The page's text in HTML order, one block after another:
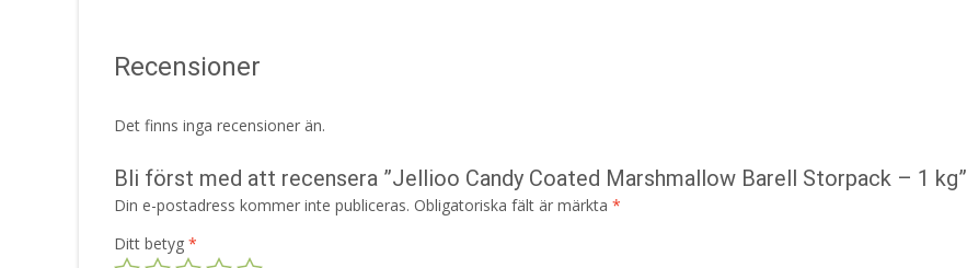
Recensioner
Det finns inga recensioner än.
Bli först med att recensera ”Jellioo Candy Coated Marshmallow Barell Storpack – 1 kg”
Din e-postadress kommer inte publiceras. Obligatoriska fält är märkta *
Ditt betyg *